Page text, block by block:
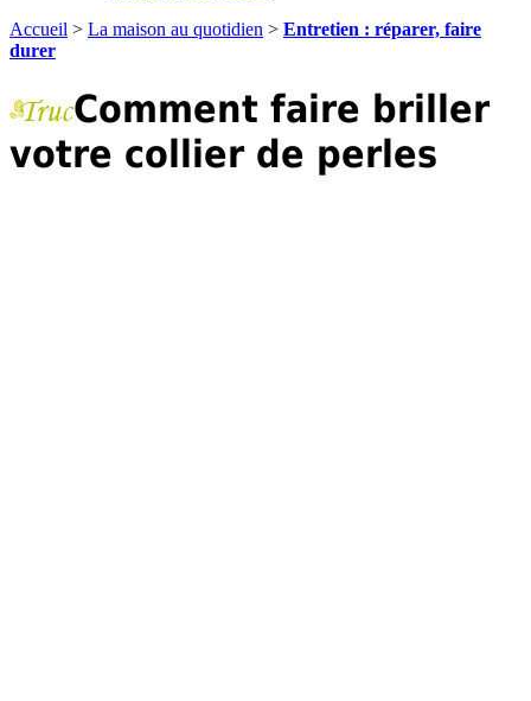
Accueil > La maison au quotidien > Entretien : réparer, faire
durer
Comment faire briller
votre collier de perles